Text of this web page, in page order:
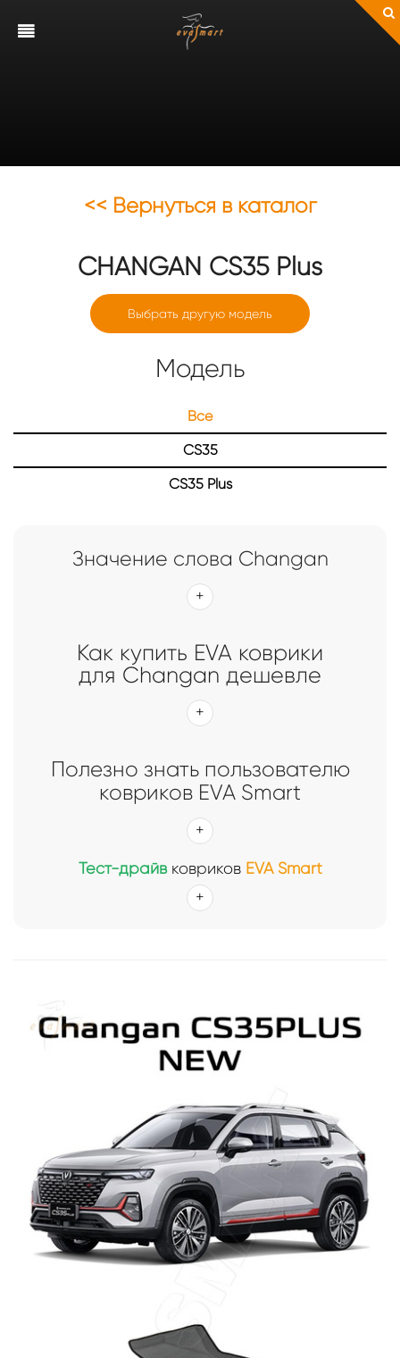
Главная Каталог Коврики EVA Smart для Changan
Коврики EVA Smart для Changan
<< Вернуться в каталог
CHANGAN CS35 Plus
Выбрать другую модель
Модель
Все
CS35
CS35 Plus
Значение слова Changan
Как купить EVA коврики
для Changan дешевле
Полезно знать пользователю
ковриков EVA Smart
Тест-драйвковриков EVA Smart